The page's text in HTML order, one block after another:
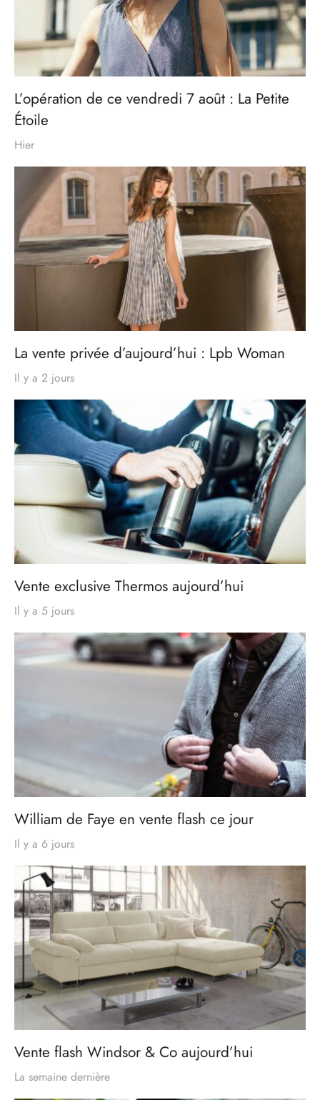
L’opération de ce vendredi 7 août : La Petite
Étoile
Hier
La vente privée d’aujourd’hui : Lpb Woman
Il y a 2 jours
Vente exclusive Thermos aujourd’hui
Il y a 5 jours
William de Faye en vente flash ce jour
Il y a 6 jours
Vente flash Windsor & Co aujourd’hui
La semaine dernière